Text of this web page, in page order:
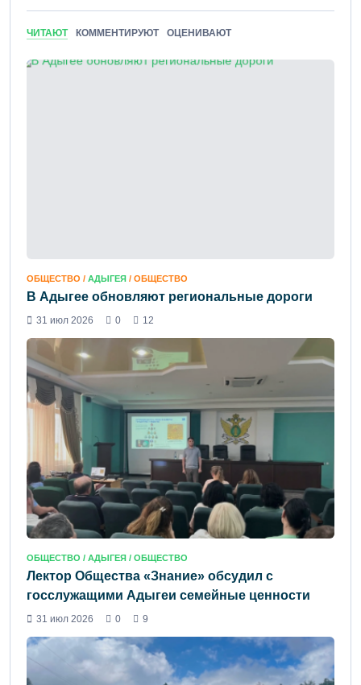
ЧИТАЮТ КОММЕНТИРУЮТ ОЦЕНИВАЮТ
ОБЩЕСТВО / АДЫГЕЯ / ОБЩЕСТВО
В Адыгее обновляют региональные дороги
31 июл 2026 0 12
ОБЩЕСТВО / АДЫГЕЯ / ОБЩЕСТВО
Лектор Общества «Знание» обсудил с
госслужащими Адыгеи семейные ценности
31 июл 2026 0 9